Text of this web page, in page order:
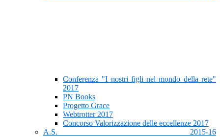
Conferenza "I nostri figli nel mondo della rete"
2017
PN Books
Progetto Grace
Webtrotter 2017
Concorso Valorizzazione delle eccellenze 2017
A.S. 2015-16